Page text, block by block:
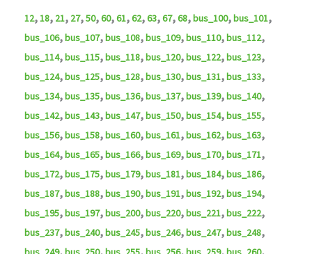
12,18, 21, 27,50,60,61,62,63,67,68,bus_100,bus_101,
bus_106,bus_107,bus_108,bus_109,bus_110,bus_112,
bus_114,bus_115,bus_118,bus_120,bus_122,bus_123,
bus_124,bus_125,bus_128,bus_130,bus_131,bus_133,
bus_134,bus_135,bus_136,bus_137,bus_139,bus_140,
bus_142,bus_143,bus_147,bus_150,bus_154,bus_155,
bus_156,bus_158,bus_160,bus_161,bus_162,bus_163,
bus_164,bus_165,bus_166,bus_169,bus_170,bus_171,
bus_172,bus_175,bus_179,bus_181,bus_184,bus_186,
bus_187,bus_188,bus_190,bus_191,bus_192,bus_194,
bus_195,bus_197,bus_200,bus_220,bus_221,bus_222,
bus_237,bus_240,bus_245,bus_246,bus_247,bus_248,